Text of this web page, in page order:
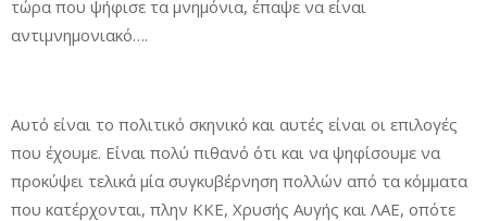
τώρα που ψήφισε τα μνημόνια, έπαψε να είναι
αντιμνημονιακό….
Αυτό είναι το πολιτικό σκηνικό και αυτές είναι οι επιλογές
που έχουμε. Είναι πολύ πιθανό ότι και να ψηφίσουμε να
προκύψει τελικά μία συγκυβέρνηση πολλών από τα κόμματα
που κατέρχονται, πλην ΚΚΕ, Χρυσής Αυγής και ΛΑΕ, οπότε